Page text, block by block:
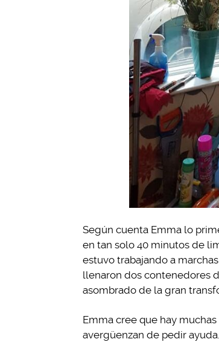
Según cuenta Emma lo
en tan solo 40 minutos de
estuvo trabajando a
llenaron dos contenedores
asombrado de la gran
Emma cree que hay
avergüenzan de pedir